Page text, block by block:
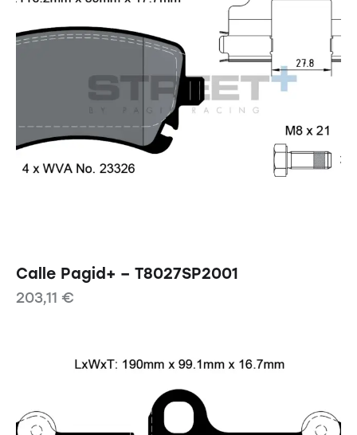
Calle Pagid+ – T8027SP2001
203,11 €